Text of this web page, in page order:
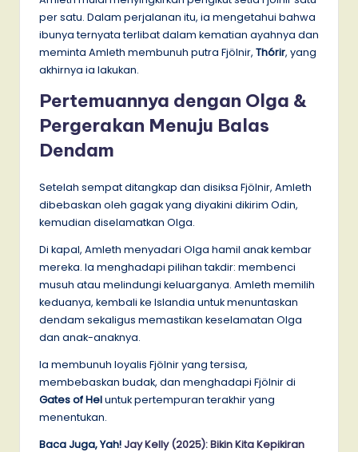
per satu. Dalam perjalanan itu, ia mengetahui bahwa
ibunya ternyata terlibat dalam kematian ayahnya dan
meminta Amleth membunuh putra Fjölnir, Thórir, yang
akhirnya ia lakukan.
Pertemuannya dengan Olga &
Pergerakan Menuju Balas
Dendam
Setelah sempat ditangkap dan disiksa Fjölnir, Amleth
dibebaskan oleh gagak yang diyakini dikirim Odin,
kemudian diselamatkan Olga.
Di kapal, Amleth menyadari Olga hamil anak kembar
mereka. Ia menghadapi pilihan takdir: membenci
musuh atau melindungi keluarganya. Amleth memilih
keduanya, kembali ke Islandia untuk menuntaskan
dendam sekaligus memastikan keselamatan Olga
dan anak-anaknya.
Ia membunuh loyalis Fjölnir yang tersisa,
membebaskan budak, dan menghadapi Fjölnir di
Gates of Heluntuk pertempuran terakhir yang
menentukan.
Baca Juga, Yah!Jay Kelly (2025): Bikin Kita Kepikiran